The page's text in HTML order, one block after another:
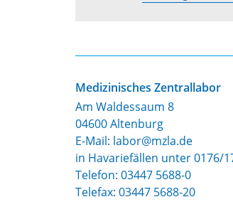
Medizinisches Zentrallabor
Am Waldessaum 8
04600 Altenburg
E-Mail: labor@mzla.de
in Havariefällen unter 0176/
Telefon: 03447 5688-0
Telefax: 03447 5688-20